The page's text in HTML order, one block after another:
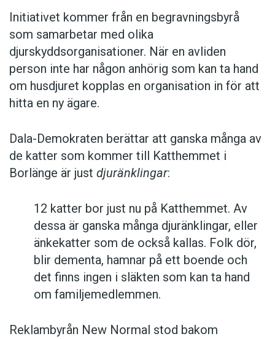
Initiativet kommer från en begravningsbyrå
som samarbetar med olika
djurskyddsorganisationer. När en avliden
person inte har någon anhörig som kan ta hand
om husdjuret kopplas en organisation in för att
hitta en ny ägare.
Dala-Demokraten berättar att ganska många av
de katter som kommer till Katthemmet i
Borlänge är just djuränklingar:
12 katter bor just nu på Katthemmet. Av
dessa är ganska många djuränklingar, eller
änkekatter som de också kallas. Folk dör,
blir dementa, hamnar på ett boende och
det finns ingen i släkten som kan ta hand
om familjemedlemmen.
Reklambyrån New Normal stod bakom